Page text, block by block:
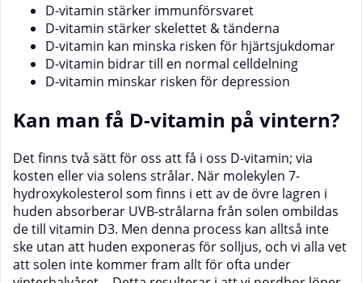
D-vitamin stärker immunförsvaret
D-vitamin stärker skelettet & tänderna
D-vitamin kan minska risken för hjärtsjukdomar
D-vitamin bidrar till en normal celldelning
D-vitamin minskar risken för depression
Kan man få D-vitamin på vintern?
Det finns två sätt för oss att få i oss D-vitamin; via
kosten eller via solens strålar. När molekylen 7-
hydroxykolesterol som finns i ett av de övre lagren i
huden absorberar UVB-strålarna från solen ombildas
de till vitamin D3. Men denna process kan alltså inte
ske utan att huden exponeras för solljus, och vi alla vet
att solen inte kommer fram allt för ofta under